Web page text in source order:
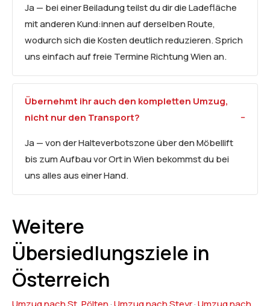
Ja — bei einer Beiladung teilst du dir die Ladefläche
mit anderen Kund:innen auf derselben Route,
wodurch sich die Kosten deutlich reduzieren. Sprich
uns einfach auf freie Termine Richtung Wien an.
Übernehmt ihr auch den kompletten Umzug,
nicht nur den Transport?
Ja — von der Halteverbotszone über den Möbellift
bis zum Aufbau vor Ort in Wien bekommst du bei
uns alles aus einer Hand.
Weitere
Übersiedlungsziele in
Österreich